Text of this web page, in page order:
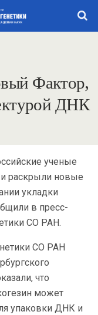
Фактор,
ДНК
ученые
раскрыли новые
укладки
в пресс-
СО РАН.
СО РАН
что
может
упаковки ДНК и